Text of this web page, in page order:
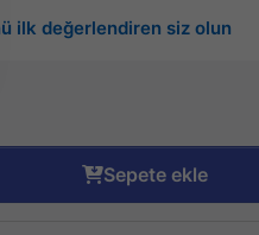
ilk değerlendiren siz olun
Sepete ekle